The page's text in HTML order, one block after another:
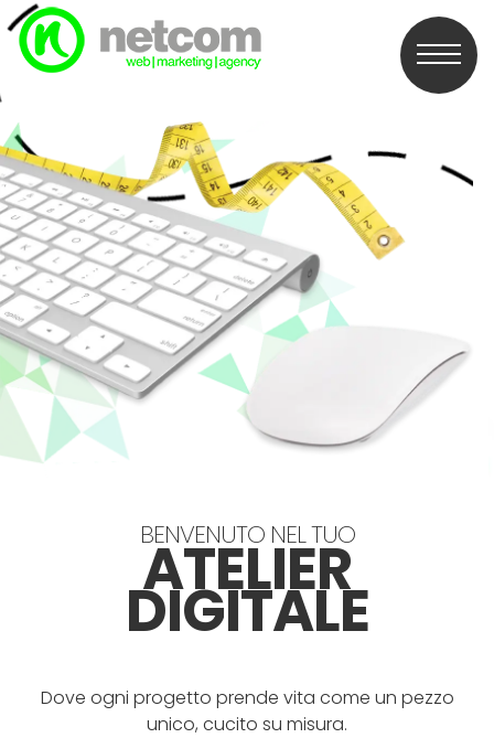
BENVENUTO NEL TUO
ATELIER
DIGITALE
Dove ogni progetto prende vita come un pezzo
unico, cucito su misura.